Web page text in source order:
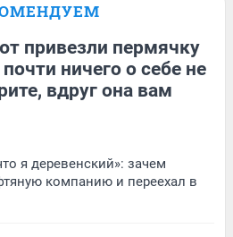
привезли пермячку
ничего о себе не
вдруг она вам
я деревенский»: зачем
компанию и переехал в